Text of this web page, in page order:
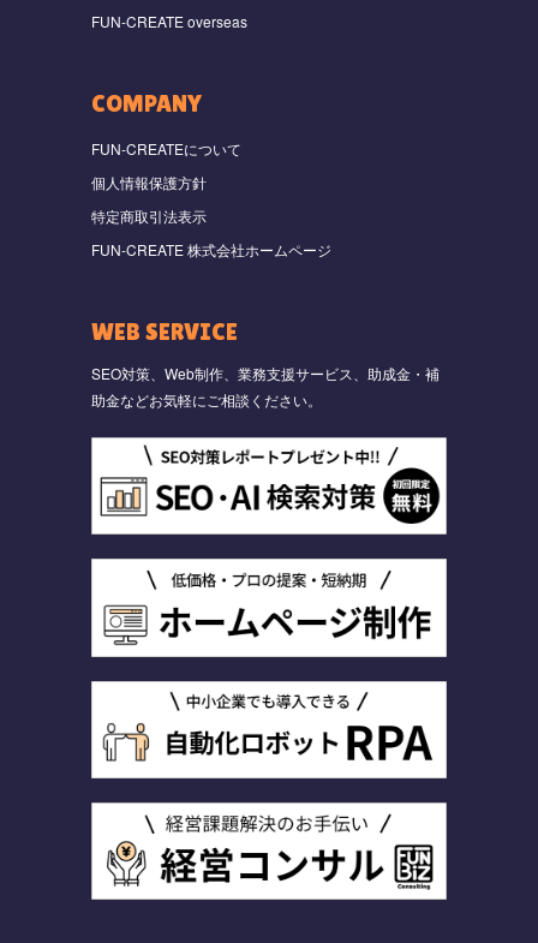
FUN-CREATE overseas
COMPANY
FUN-CREATEについて
個人情報保護方針
特定商取引法表示
FUN-CREATE 株式会社ホームページ
WEB SERVICE
SEO対策、Web制作、業務支援サービス、助成金・補
助金などお気軽にご相談ください。